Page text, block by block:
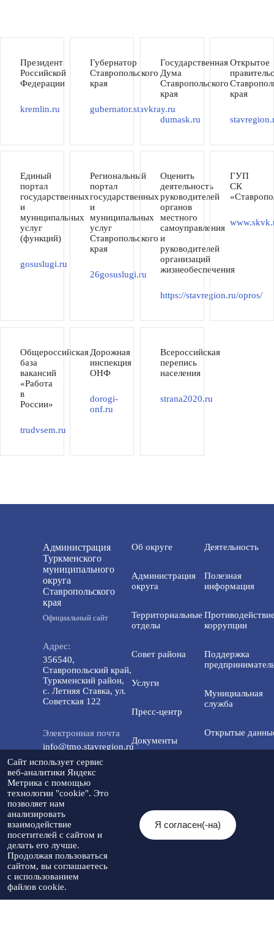
Президент
Российской
Федерации
kremlin.ru
Губернатор
Ставропольского
края
gubernator.stavkray.ru
Государственная
Дума
Ставропольского
края
dumask.ru
Открытое
края
Единый
портал
государственных
и
муниципальных
услуг
(функций)
gosuslugi.ru
Региональный
портал
государственных
и
муниципальных
услуг
Ставропольского
края
26gosuslugi.ru
Оценить
деятельность
руководителей
органов
местного
самоуправления
и
руководителей
организаций
жизнеобеспечения
https://stavregion.ru/opros/
ГУП
СК
Общероссийская
база
вакансий
«Работа
в
России»
trudvsem.ru
Дорожная
инспекция
ОНФ
dorogi-
onf.ru
Всероссийская
перепись
населения
strana2020.ru
Администрация
Туркменского
муниципального
округа
Ставропольского
края
Официальный сайт
Адрес:
356540,
Ставропольский край,
Туркменский район,
с. Летняя Ставка, ул.
Советская 122
Электронная почта
info@tmo.stavregion.ru
Телефон доверия:
8(86565)2-05-01
Мы в социальных
сетях:
Об округе
Администрация
округа
Территориальные
отделы
Совет района
Услуги
Пресс-центр
Документы
Контакты
Деятельность
Полезная
информация
коррупции
Поддержка
Мунициальная
служба
Открытые
© 2026 Администрация Туркменского
муниципального округа
Ставропольского края
При использовании материалов
необходимо указывать источник
публикации
Сайт использует сервис
веб-аналитики Яндекс
Метрика с помощью
технологии "cookie". Это
позволяет нам
анализировать
взаимодействие
посетителей с сайтом и
делать его лучше.
Продолжая пользоваться
сайтом, вы соглашаетесь
с использованием
файлов cookie.
Я согласен(-на)